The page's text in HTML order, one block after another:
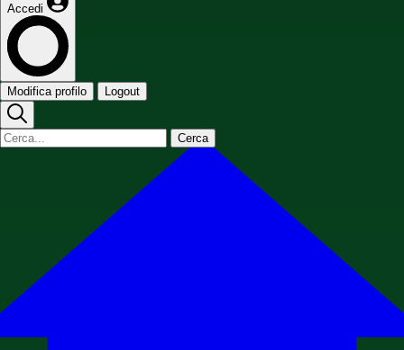
Accedi
Modifica profilo Logout
Cerca